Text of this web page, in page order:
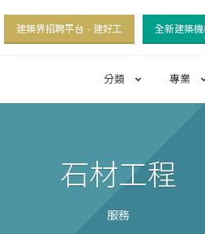
建築界招聘平台 - 建好工 全新建築
分類 專業
石材工程
服務